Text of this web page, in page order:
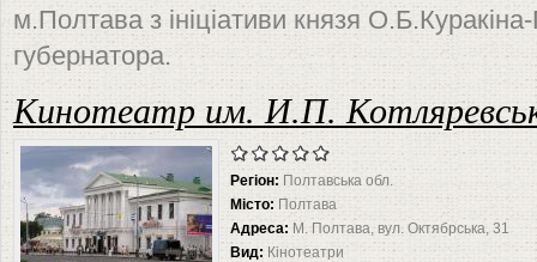
м.Полтава з ініціативи князя
губернатора.
Кинотеатр им. И.П.
Регіон: Полтавська обл.
Місто: Полтава
Адреса: М. Полтава, вул. Октябрська, 31
Вид: Кінотеатри